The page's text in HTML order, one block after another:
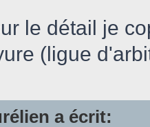
le détail je
(ligue
a écrit: